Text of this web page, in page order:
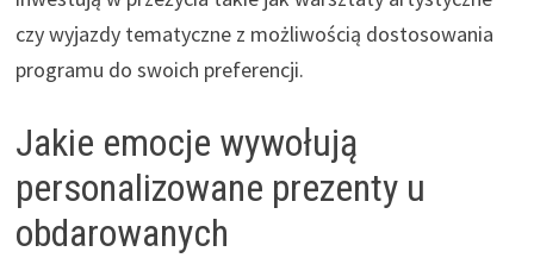
czy wyjazdy tematyczne z możliwością dostosowania
programu do swoich preferencji.
Jakie emocje wywołują
personalizowane prezenty u
obdarowanych